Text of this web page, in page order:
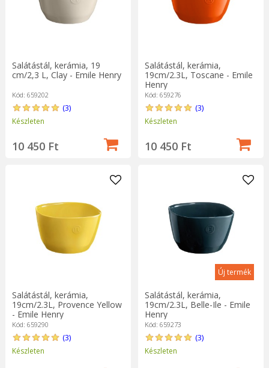
Salátástál, kerámia, 19
cm/2,3 L, Clay - Emile Henry
Kód: 659202
(3)
Készleten
10 450 Ft
Salátástál, kerámia,
19cm/2.3L, Toscane - Emile
Henry
Kód: 659276
(3)
Készleten
10 450 Ft
Salátástál, kerámia,
19cm/2.3L, Provence Yellow
- Emile Henry
Kód: 659290
(3)
Készleten
Új termék
Salátástál, kerámia,
19cm/2.3L, Belle-Ile - Emile
Henry
Kód: 659273
(3)
Készleten